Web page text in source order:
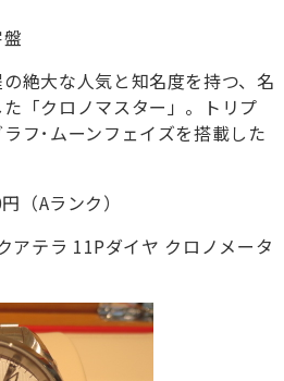
絶大な人気と知名度を持つ、名
「クロノマスター」。トリプ
フ･ムーンフェイズを搭載した
（Aランク）
アテラ 11Pダイヤ クロノメータ